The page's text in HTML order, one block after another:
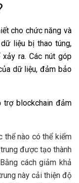
cho chức năng và
liệu bị thao túng,
ra. Các nút góp
dữ liệu, đảm bảo
trợ blockchain đảm
thể nào có thể kiểm
được tạo thành
cách giảm khả
này cải thiện độ